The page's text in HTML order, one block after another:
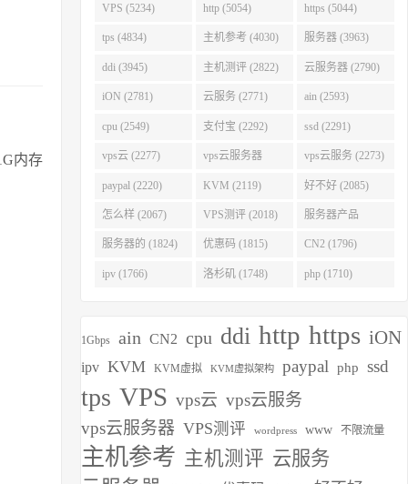
VPS (5234) http (5054) https (5044)
tps (4834) 主机参考 (4030) 服务器 (3963)
ddi (3945) 主机测评 (2822) 云服务器 (2790)
iON (2781) 云服务 (2771) ain (2593)
cpu (2549) 支付宝 (2292) ssd (2291)
vps云 (2277) vps云服务器
(2275)
vps云服务 (2273)
paypal (2220) KVM (2119) 好不好 (2085)
怎么样 (2067) VPS测评 (2018) 服务器产品
(1938)
服务器的 (1824) 优惠码 (1815) CN2 (1796)
ipv (1766) 洛杉矶 (1748) php (1710)
1Gbps ain CN2 cpu ddi http https iON
ipv KVM KVM虚拟 KVM虚拟架构 paypal php ssd
tps VPS vps云 vps云服务
vps云服务器 VPS测评 wordpress www 不限流量
主机参考 主机测评 云服务